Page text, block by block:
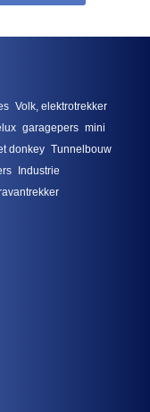
Volk, elektrotrekker
garagepers mini
donkey Tunnelbouw
Industrie